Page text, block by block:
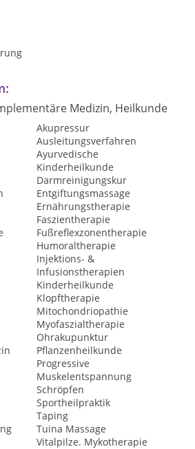
Medizin, Heilkunde
Akupressur
Ausleitungsverfahren
Ayurvedische
Kinderheilkunde
Darmreinigungskur
Entgiftungsmassage
Ernährungstherapie
Faszientherapie
Fußreflexzonentherapie
Humoraltherapie
Injektions- &
Infusionstherapien
Kinderheilkunde
Klopftherapie
Mitochondriopathie
Myofaszialtherapie
Ohrakupunktur
Pflanzenheilkunde
Progressive
Muskelentspannung
Schröpfen
Sportheilpraktik
Taping
Tuina Massage
Vitalpilze. Mykotherapie